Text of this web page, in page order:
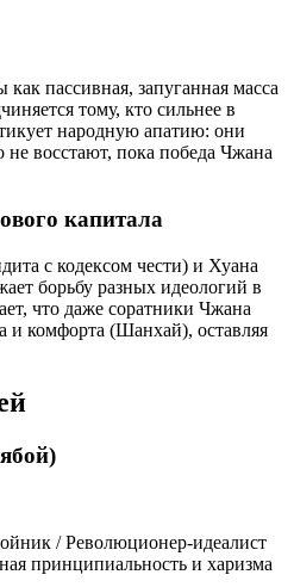
пассивная, запуганная масса
тому, кто сильнее в
народную апатию: они
не восстают, пока победа Чжана
капитала
с кодексом чести) и Хуана
борьбу разных идеологий в
что даже соратники Чжана
и комфорта (Шанхай), оставляя
/ Революционер-идеалист
принципиальность и харизма